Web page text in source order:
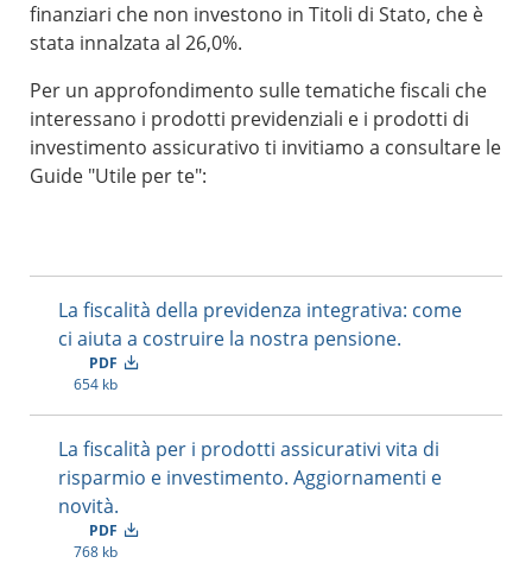
finanziari che non investono in Titoli di Stato, che è
stata innalzata al 26,0%.
Per un approfondimento sulle tematiche fiscali che
interessano i prodotti previdenziali e i prodotti di
investimento assicurativo ti invitiamo a consultare le
Guide "Utile per te":
La fiscalità della previdenza integrativa: come
ci aiuta a costruire la nostra pensione.
PDF
654 kb
La fiscalità per i prodotti assicurativi vita di
risparmio e investimento. Aggiornamenti e
novità.
PDF
768 kb